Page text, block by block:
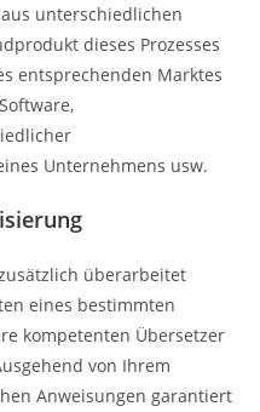
unterschiedlichen
dieses Prozesses
entsprechenden Marktes
Unternehmens usw.
überarbeitet
eines bestimmten
kompetenten Übersetzer
von Ihrem
Anweisungen garantiert